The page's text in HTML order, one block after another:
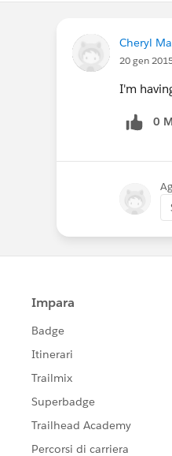
Cheryl
20 gen
I'm
0